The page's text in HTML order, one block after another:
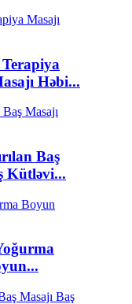
Həbi...
Baş
Kütləvi...